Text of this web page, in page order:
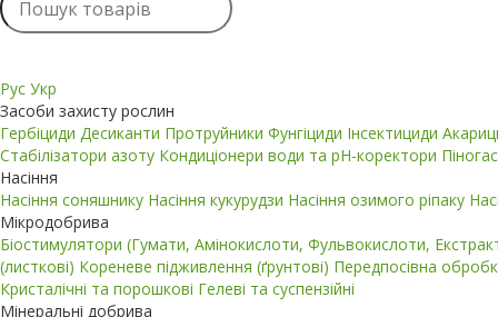
Рус Укр
Засоби захисту рослин
Гербіциди Десиканти Протруйники Фунгіциди Інсектициди
Стабілізатори азоту Кондиціонери води та pH-коректори
Насіння
Насіння соняшнику Насіння кукурудзи Насіння озимого ріпаку
Мікродобрива
Біостимулятори (Гумати, Амінокислоти, Фульвокислоти,
(листкові) Кореневе підживлення (ґрунтові) Передпосівна
Кристалічні та порошкові Гелеві та суспензійні
Мінеральні добрива